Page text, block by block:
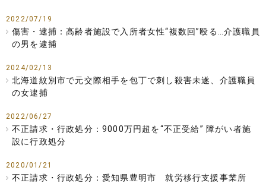
2022/07/19
傷害・逮捕：高齢者施設で入所者女性“複数回”殴る…介護職員
の男を逮捕
2024/02/13
北海道紋別市で元交際相手を包丁で刺し殺害未遂、介護職員
の女逮捕
2022/06/27
不正請求・行政処分：9000万円超を“不正受給” 障がい者施
設に行政処分
2020/01/21
不正請求・行政処分：愛知県豊明市 就労移行支援事業所